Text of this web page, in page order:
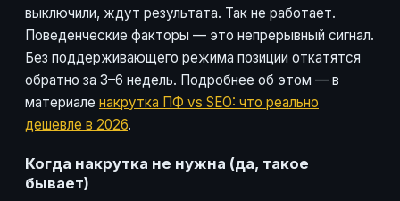
выключили, ждут результата. Так не работает.
Поведенческие факторы — это непрерывный сигнал.
Без поддерживающего режима позиции откатятся
обратно за 3–6 недель. Подробнее об этом — в
материале накрутка ПФ vs SEO: что реально
дешевле в 2026.
Когда накрутка не нужна (да, такое
бывает)